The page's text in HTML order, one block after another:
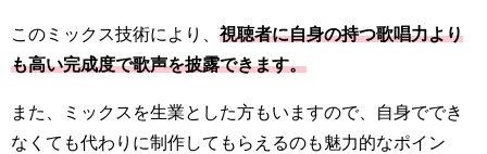
このミックス技術により、 視聴者に自身の持つ歌唱力より
も高い完成度で歌声を披露できます。
また、ミックスを生業とした方もいますので、自身ででき
なくても代わりに制作してもらえるのも魅力的なポイン